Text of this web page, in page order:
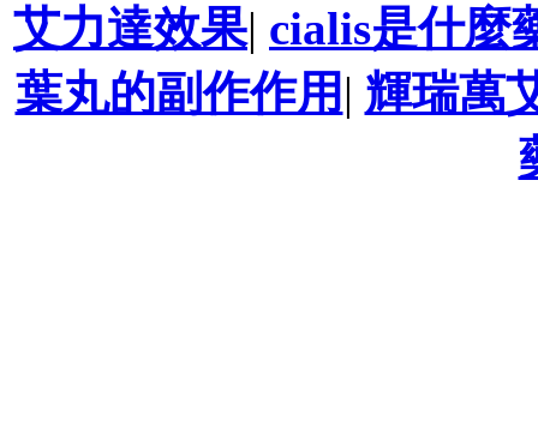
艾力達效果| cialis是什麼
葉丸的副作作用 | 輝瑞萬